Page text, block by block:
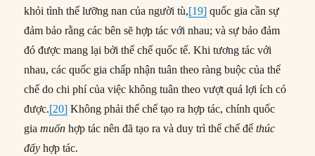
khỏi tình thế lưỡng nan của người tù,[19] quốc gia cần sự
đảm bảo rằng các bên sẽ hợp tác với nhau; và sự bảo đảm
đó được mang lại bởi thể chế quốc tế. Khi tương tác với
nhau, các quốc gia chấp nhận tuân theo ràng buộc của thể
chế do chi phí của việc không tuân theo vượt quá lợi ích có
được.[20] Không phải thể chế tạo ra hợp tác, chính quốc
giamuốnhợp tác nên đã tạo ra và duy trì thể chế đểthúc
đẩyhợp tác.